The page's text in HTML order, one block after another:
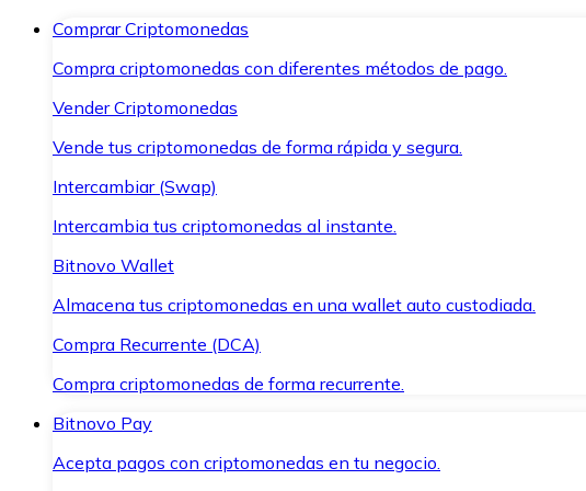
Comprar Criptomonedas
Compra criptomonedas con diferentes métodos de pago.
Vender Criptomonedas
Vende tus criptomonedas de forma rápida y segura.
Intercambiar (Swap)
Intercambia tus criptomonedas al instante.
Bitnovo Wallet
Almacena tus criptomonedas en una wallet auto custodiada.
Compra Recurrente (DCA)
Compra criptomonedas de forma recurrente.
Bitnovo Pay
Acepta pagos con criptomonedas en tu negocio.